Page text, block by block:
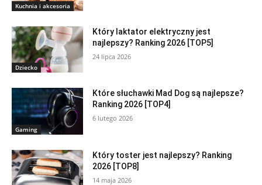
Kuchnia i akcesoria
Dziecko
Który laktator elektryczny jest
najlepszy? Ranking 2026 [TOP5]
24 lipca 2026
Gaming
Które słuchawki Mad Dog są najlepsze?
Ranking 2026 [TOP4]
6 lutego 2026
Który toster jest najlepszy? Ranking
2026 [TOP8]
14 maja 2026